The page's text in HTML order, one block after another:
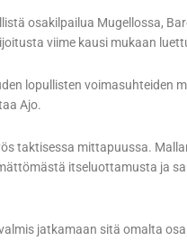
osakilpailua Mugellossa,
viime kausi mukaan
lopullisten voimasuhteiden
Ajo.
taktisessa mittapuussa.
itseluottamusta ja
jatkamaan sitä omalta